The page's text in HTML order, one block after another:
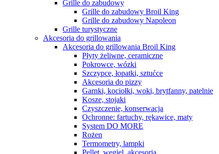
Grille do zabudowy
Grille do zabudowy Broil King
Grille do zabudowy Napoleon
Grille turystyczne
Akcesoria do grillowania
Akcesoria do grillowania Broil King
Płyty żeliwne, ceramiczne
Pokrowce, wózki
Szczypce, łopatki, sztućce
Akcesoria do pizzy
Garnki, kociołki, woki, brytfanny, patelnie
Kosze, stojaki
Czyszczenie, konserwacja
Ochronne: fartuchy, rękawice, maty
System DO MORE
Rożen
Termometry, lampki
Pellet, węgiel, akcesoria